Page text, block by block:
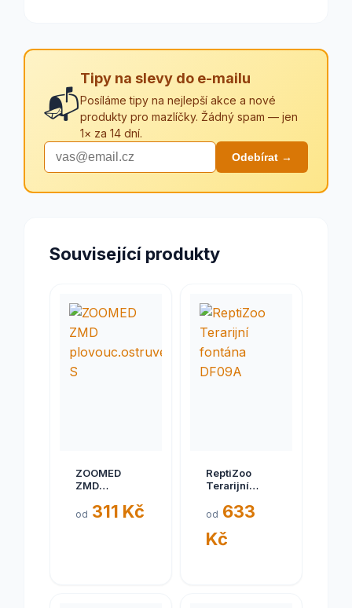
📬
Tipy na slevy do e-mailu
Posíláme tipy na nejlepší akce a nové
produkty pro mazlíčky. Žádný spam — jen
1× za 14 dní.
Odebírat →
Související produkty
ZOOMED
ZMD
S
od 311 Kč
ReptiZoo
Terarijní
DF09A
od 633
Kč